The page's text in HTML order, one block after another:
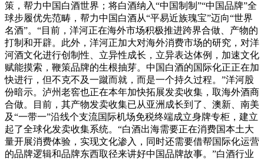
策，帮力中国白酒世界；将白酒纳入“中国制制”“中国品牌”全
球步履优先范畴，帮力中国白酒从“平易近族瑰宝”迈向“世界
名酒”。“目前，洋河正在海外市场积极推进跨界合做、产物的
打制和开辟。此外，洋河正加大对海外消费市场的研究，对洋
河酒文化进行创制性、立异性成长，立异表达体例，加速文化
赋能摸索，鞭策品牌的生根抽芽。中国白酒的国际化正正在加
快进行，但不克不及一蹴而就，而是一个持久过程。”洋河股
份暗示。泸州老窖也正在本年加快拓展发卖收集，取海外酒商
合做。目前，其产物发卖收集已从亚洲成长到了、澳新、南美
及“一带一”沿线个支流国际机场免税终端成立身牌专柜，建立
起了全球化发卖收集系统。“白酒出海需要正在消费国本土大
量开展消费体验，实现文化渗入，同时还需要借帮国际化运营
的品牌逻辑和品牌东西取径来讲好中国品牌故事。”白酒行业